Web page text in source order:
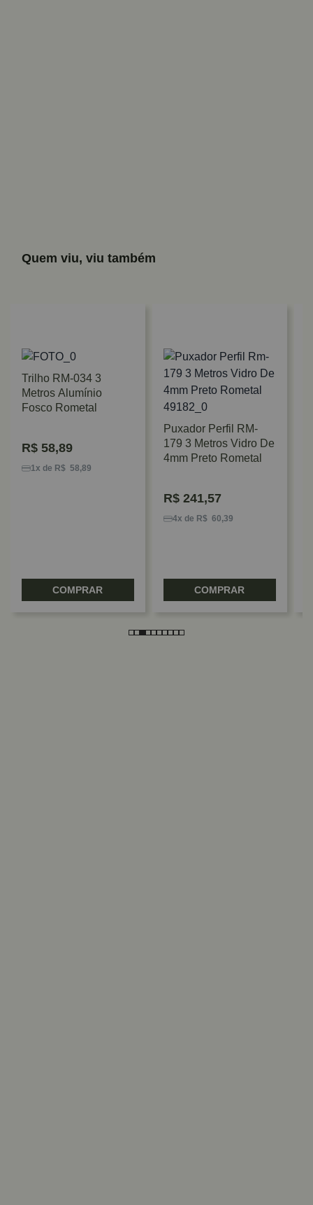
Quem viu, viu também
Trilho RM-034 3
Metros Alumínio
Fosco Rometal
R$ 58,89
1x de R$ 58,89
COMPRAR
Puxador Perfil RM-
179 3 Metros Vidro De
4mm Preto Rometal
R$ 241,57
4x de R$ 60,39
COMPRAR